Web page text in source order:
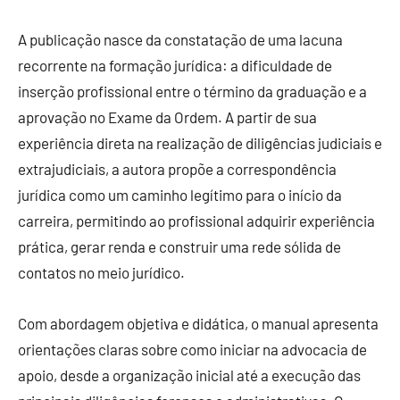
A publicação nasce da constatação de uma lacuna
recorrente na formação jurídica: a dificuldade de
inserção profissional entre o término da graduação e a
aprovação no Exame da Ordem. A partir de sua
experiência direta na realização de diligências judiciais e
extrajudiciais, a autora propõe a correspondência
jurídica como um caminho legítimo para o início da
carreira, permitindo ao profissional adquirir experiência
prática, gerar renda e construir uma rede sólida de
contatos no meio jurídico.
Com abordagem objetiva e didática, o manual apresenta
orientações claras sobre como iniciar na advocacia de
apoio, desde a organização inicial até a execução das